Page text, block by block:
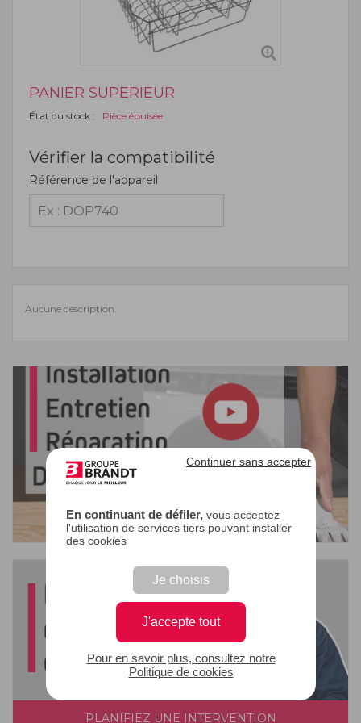
En continuant de défiler,vous acceptez
l'utilisation de services tiers pouvant installer
des cookies
Je choisis
J'accepte tout
Continuer sans accepter
Pour en savoir plus, consultez notre
Politique de cookies
PANIER SUPERIEUR
État du stock : Pièce épuisée
Vérifier la compatibilité
Référence de l'appareil
Aucune description.
PLANIFIEZ UNE INTERVENTION